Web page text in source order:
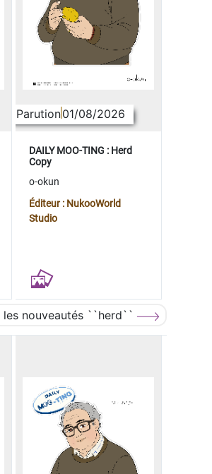
Parution01/08/2026
DAILY MOO-TING : Herd
Copy
o-okun
Éditeur : NukooWorld
Studio
les nouveautés ``herd``